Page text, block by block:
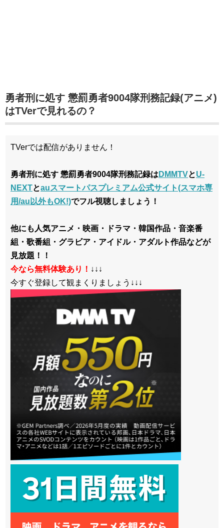
勇者刑に処す 懲罰勇者9004隊刑務記録(アニメ)
はTVerで見れるの？
TVerでは配信がありません！
勇者刑に処す 懲罰勇者9004隊刑務記録は DMMTVとU-
NEXTとauスマートパスプレミアム公式サイト(スマホ専
用/au以外もOK!)でフル視聴しましょう！
他にも人気アニメ・映画・ドラマ・韓国作品・音楽番
組・歌番組・グラビア・アイドル・アダルト作品などが
見放題！！
今なら無料体験あり！ ↓↓↓
今すぐ登録して観まくりましょう↓↓↓